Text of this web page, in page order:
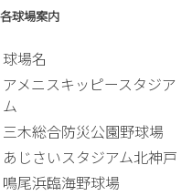
各球場案内
球場名
アメニスキッピースタジア
ム
三木総合防災公園野球場
あじさいスタジアム北神戸
鳴尾浜臨海野球場